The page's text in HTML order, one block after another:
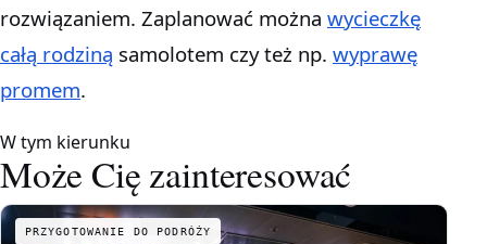
rozwiązaniem. Zaplanować można wycieczkę
całą rodziną samolotem czy też np. wyprawę
promem.
W tym kierunku
Może Cię zainteresować
PRZYGOTOWANIE DO PODRÓŻY